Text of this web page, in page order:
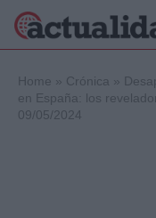
Home » Crónica »
en España: los
09/05/2024